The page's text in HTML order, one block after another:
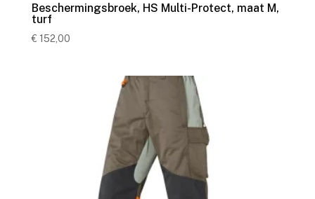
Beschermingsbroek, HS Multi-Protect, maat M,
turf
€ 152,00